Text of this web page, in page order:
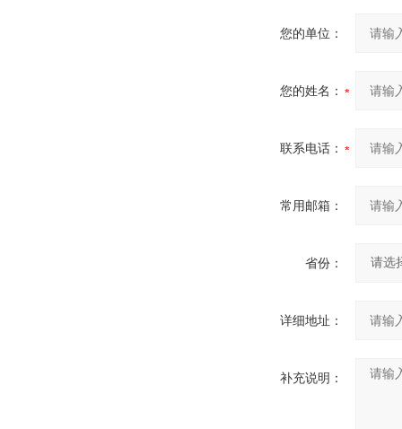
您的单位：
您的姓名：
联系电话：
常用邮箱：
省份：
详细地址：
补充说明：